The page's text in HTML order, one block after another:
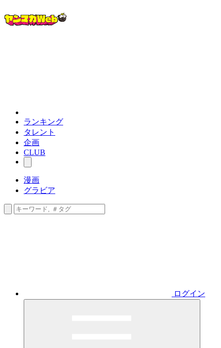
ランキング
タレント
企画
CLUB
漫画
グラビア
ログイン